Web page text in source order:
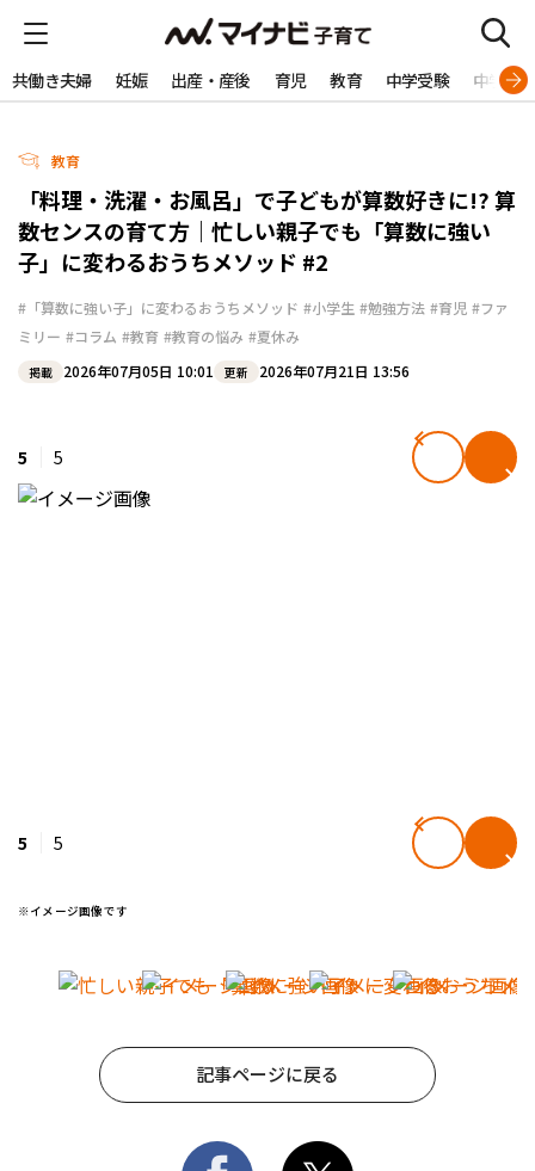
共働き夫婦 妊娠 出産・産後 育児 教育 中学受験 中学生
教育
「料理・洗濯・お風呂」で子どもが算数好きに!? 算
数センスの育て方｜忙しい親子でも「算数に強い
子」に変わるおうちメソッド #2
#「算数に強い子」に変わるおうちメソッド #小学生 #勉強方法 #育児 #ファ
ミリー #コラム #教育 #教育の悩み #夏休み
掲載 2026年07月05日 10:01 更新 2026年07月21日 13:56
5 5
5 5
※イメージ画像です
記事ページに戻る